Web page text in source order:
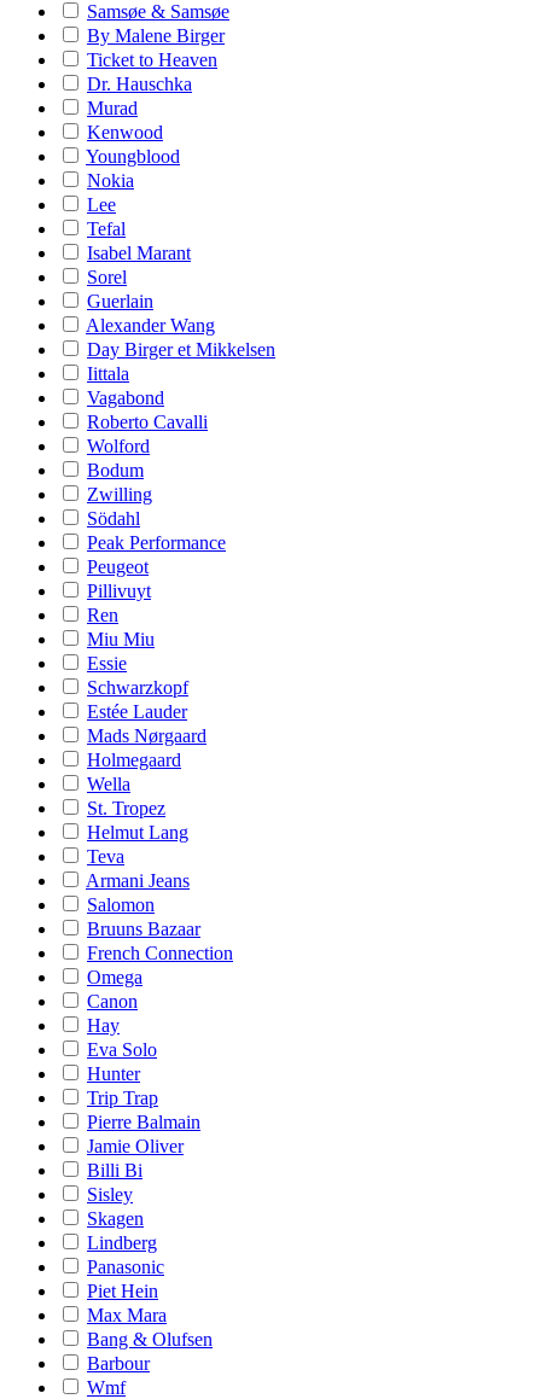
Samsøe & Samsøe
By Malene Birger
Ticket to Heaven
Dr. Hauschka
Murad
Kenwood
Youngblood
Nokia
Lee
Tefal
Isabel Marant
Sorel
Guerlain
Alexander Wang
Day Birger et Mikkelsen
Iittala
Vagabond
Roberto Cavalli
Wolford
Bodum
Zwilling
Södahl
Peak Performance
Peugeot
Pillivuyt
Ren
Miu Miu
Essie
Schwarzkopf
Estée Lauder
Mads Nørgaard
Holmegaard
Wella
St. Tropez
Helmut Lang
Teva
Armani Jeans
Salomon
Bruuns Bazaar
French Connection
Omega
Canon
Hay
Eva Solo
Hunter
Trip Trap
Pierre Balmain
Jamie Oliver
Billi Bi
Sisley
Skagen
Lindberg
Panasonic
Piet Hein
Max Mara
Bang & Olufsen
Barbour
Wmf